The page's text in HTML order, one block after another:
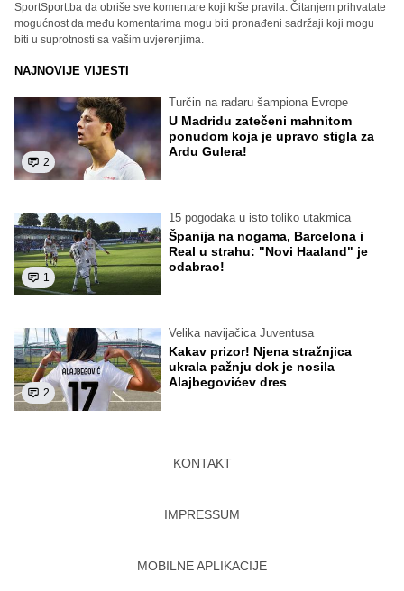
SportSport.ba da obriše sve komentare koji krše pravila. Čitanjem prihvatate
mogućnost da među komentarima mogu biti pronađeni sadržaji koji mogu
biti u suprotnosti sa vašim uvjerenjima.
NAJNOVIJE VIJESTI
2
Turčin na radaru šampiona Evrope
U Madridu zatečeni mahnitom
ponudom koja je upravo stigla za
Ardu Gulera!
1
15 pogodaka u isto toliko utakmica
Španija na nogama, Barcelona i
Real u strahu: "Novi Haaland" je
odabrao!
2
Velika navijačica Juventusa
Kakav prizor! Njena stražnjica
ukrala pažnju dok je nosila
Alajbegovićev dres
KONTAKT
IMPRESSUM
MOBILNE APLIKACIJE